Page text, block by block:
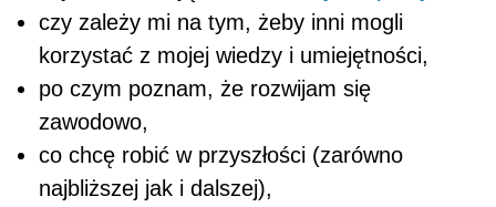
czy zależy mi na tym, żeby inni mogli
korzystać z mojej wiedzy i umiejętności,
po czym poznam, że rozwijam się
zawodowo,
co chcę robić w przyszłości (zarówno
najbliższej jak i dalszej),